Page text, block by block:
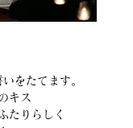
をたてます。
キス
たりらしく